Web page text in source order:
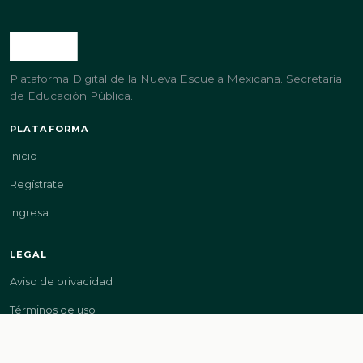
Plataforma Digital de la Nueva Escuela Mexicana. Secretaría
de Educación Pública.
PLATAFORMA
Inicio
Regístrate
Ingresa
LEGAL
Aviso de privacidad
Términos de uso